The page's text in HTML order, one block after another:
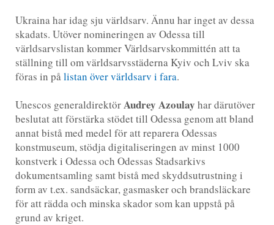
Ukraina har idag sju världsarv. Ännu har inget av dessa
skadats. Utöver nomineringen av Odessa till
världsarvslistan kommer Världsarvskommittén att ta
ställning till om världsarvsstäderna Kyiv och Lviv ska
föras in pålistan över världsarv i fara.
Unescos generaldirektörAudrey Azoulay har därutöver
beslutat att förstärka stödet till Odessa genom att bland
annat bistå med medel för att reparera Odessas
konstmuseum, stödja digitaliseringen av minst 1000
konstverk i Odessa och Odessas Stadsarkivs
dokumentsamling samt bistå med skyddsutrustning i
form av t.ex. sandsäckar, gasmasker och brandsläckare
för att rädda och minska skador som kan uppstå på
grund av kriget.